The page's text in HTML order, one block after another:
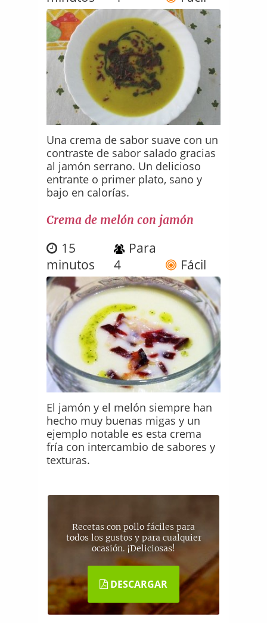
Una crema de sabor suave con un
contraste de sabor salado gracias
al jamón serrano. Un delicioso
entrante o primer plato, sano y
bajo en calorías.
Crema de melón con jamón
15
minutos
Para
4
Fácil
El jamón y el melón siempre han
hecho muy buenas migas y un
ejemplo notable es esta crema
fría con intercambio de sabores y
texturas.
Recetas con pollo fáciles para
todos los gustos y para cualquier
ocasión. ¡Deliciosas!
DESCARGAR